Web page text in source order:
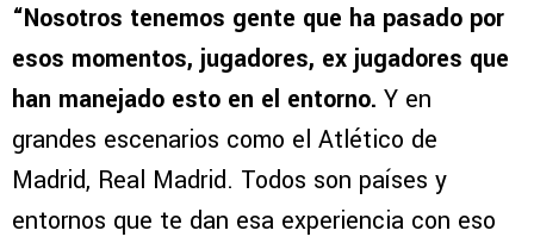
“Nosotros tenemos gente que ha pasado por
esos momentos, jugadores, ex jugadores que
han manejado esto en el entorno. Y en
grandes escenarios como el Atlético de
Madrid, Real Madrid. Todos son países y
entornos que te dan esa experiencia con eso